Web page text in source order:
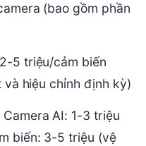
(bao gồm phần
2-5 triệu/cảm biến
hiệu chỉnh định kỳ)
Camera AI: 1-3 triệu
biến: 3-5 triệu (vệ